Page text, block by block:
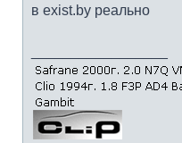
в exist.by реально